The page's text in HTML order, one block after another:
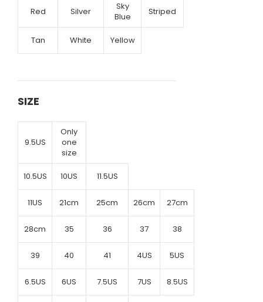
Red Silver
Sky
Blue
Striped
Tan White Yellow
SIZE
9.5US
Only
one
size
10.5US 10US 11.5US
11US 21cm 25cm 26cm 27cm
28cm 35 36 37 38
39 40 41 4US 5US
6.5US 6US 7.5US 7US 8.5US